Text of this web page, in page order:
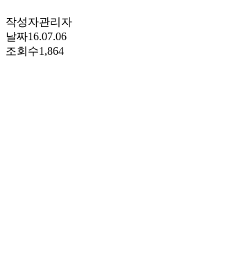
작성자관리자
날짜16.07.06
조회수1,864